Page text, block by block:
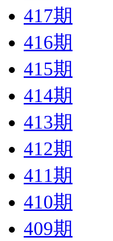
417期
416期
415期
414期
413期
412期
411期
410期
409期